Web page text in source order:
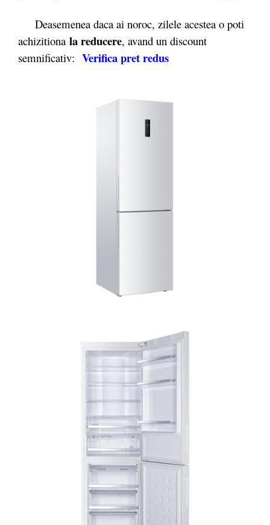
Deasemenea daca ai noroc, zilele acestea o poti
achizitiona la reducere, avand un discount
semnificativ: Verifica pret redus